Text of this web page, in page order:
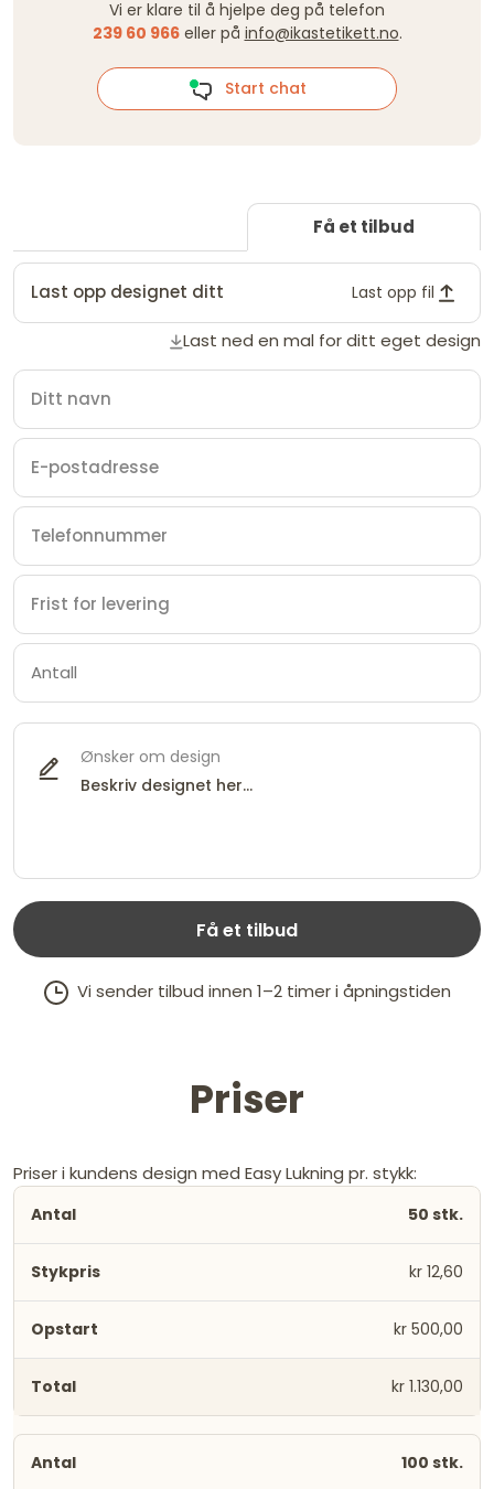
Vi er klare til å hjelpe deg på telefon
239 60 966 eller på info@ikastetikett.no.
Start chat
Få et tilbud
Last opp designet ditt Last opp fil
Last ned en mal for ditt eget design
Ønsker om design
Få et tilbud
Vi sender tilbud innen 1–2 timer i åpningstiden
Priser
Priser i kundens design med Easy Lukning pr. stykk:
50 stk.
kr 12,60
kr 500,00
kr 1.130,00
100 stk.